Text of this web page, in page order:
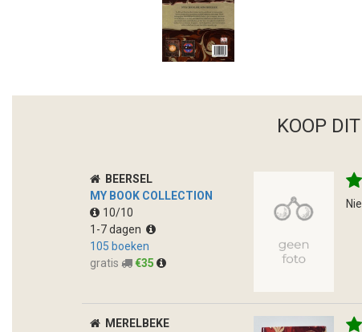
KOOP
BEERSEL
MY BOOK COLLECTION
10/10
1-7 dagen
105 boeken
gratis
€35
MERELBEKE